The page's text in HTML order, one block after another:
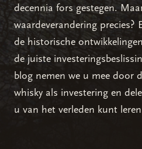
decennia fors gestegen.
waardeverandering precies?
de historische
de juiste
blog nemen we u mee door
whisky als investering en
u van het verleden kunt